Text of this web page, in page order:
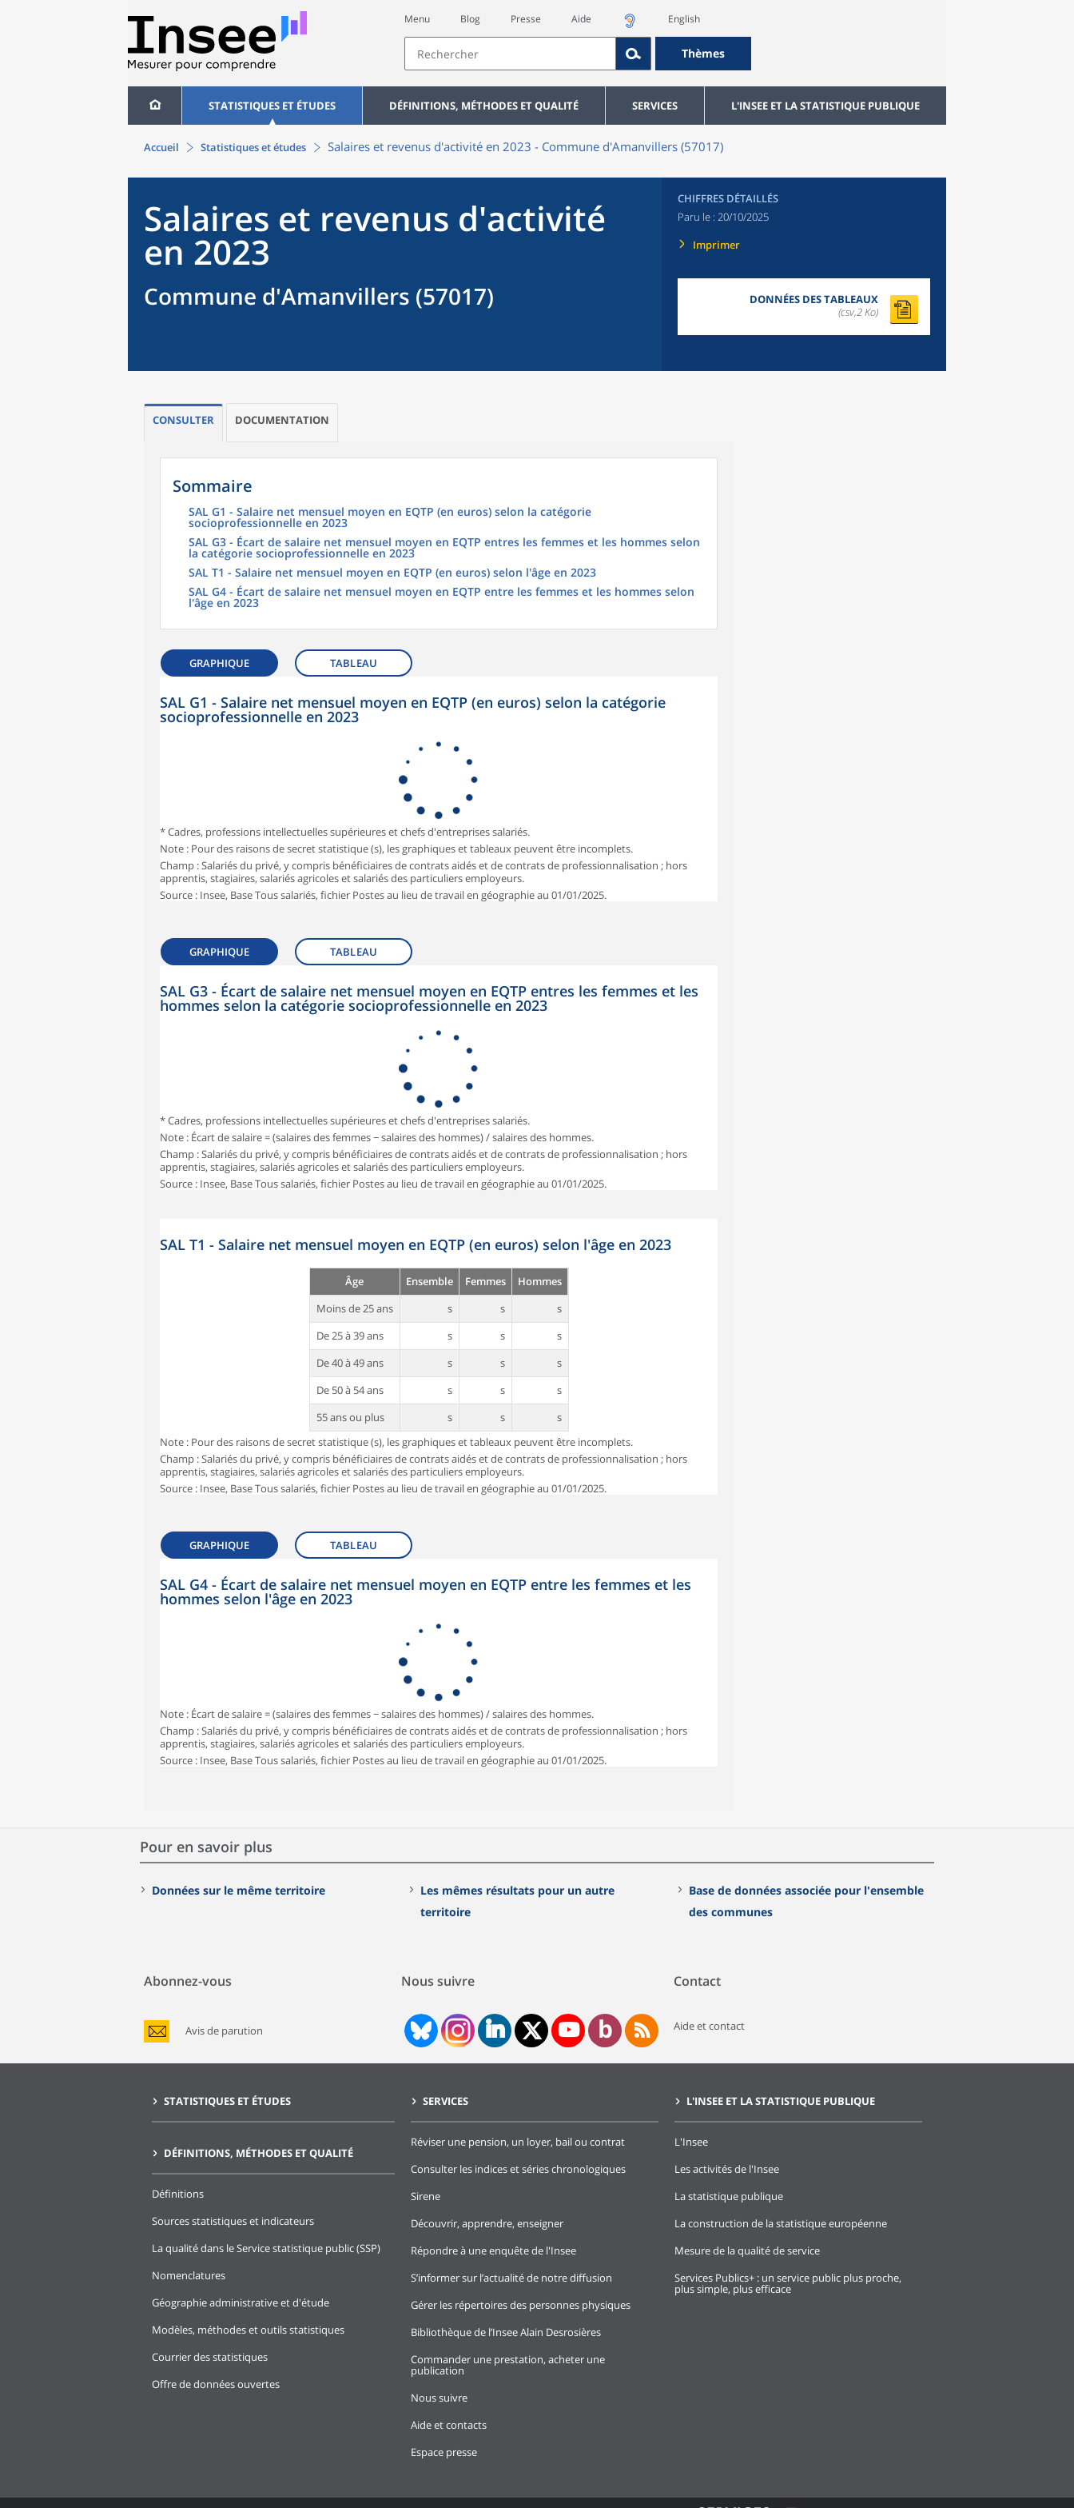
Menu Blog Presse Aide English
Thèmes
STATISTIQUES ET ÉTUDES DÉFINITIONS, MÉTHODES ET QUALITÉ SERVICES L'INSEE ET LA STATISTIQUE PUBLIQUE
Accueil Statistiques et études Salaires et revenus d'activité en 2023 - Commune d'Amanvillers (57017)
Salaires et revenus d'activité
en 2023
Commune d'Amanvillers (57017)
CHIFFRES DÉTAILLÉS
Paru le : 20/10/2025
Imprimer
DONNÉES DES TABLEAUX
(csv,2 Ko)
CONSULTER DOCUMENTATION
Sommaire
SAL G1 - Salaire net mensuel moyen en EQTP (en euros) selon la catégorie
socioprofessionnelle en 2023
SAL G3 - Écart de salaire net mensuel moyen en EQTP entres les femmes et les hommes selon
la catégorie socioprofessionnelle en 2023
SAL T1 - Salaire net mensuel moyen en EQTP (en euros) selon l'âge en 2023
SAL G4 - Écart de salaire net mensuel moyen en EQTP entre les femmes et les hommes selon
l'âge en 2023
GRAPHIQUE TABLEAU
SAL G1 - Salaire net mensuel moyen en EQTP (en euros) selon la catégorie
socioprofessionnelle en 2023
* Cadres, professions intellectuelles supérieures et chefs d'entreprises salariés.
Note : Pour des raisons de secret statistique (s), les graphiques et tableaux peuvent être incomplets.
Champ : Salariés du privé, y compris bénéficiaires de contrats aidés et de contrats de professionnalisation ; hors
apprentis, stagiaires, salariés agricoles et salariés des particuliers employeurs.
Source : Insee, Base Tous salariés, fichier Postes au lieu de travail en géographie au 01/01/2025.
GRAPHIQUE TABLEAU
SAL G3 - Écart de salaire net mensuel moyen en EQTP entres les femmes et les
hommes selon la catégorie socioprofessionnelle en 2023
* Cadres, professions intellectuelles supérieures et chefs d'entreprises salariés.
Note : Écart de salaire = (salaires des femmes − salaires des hommes) / salaires des hommes.
Champ : Salariés du privé, y compris bénéficiaires de contrats aidés et de contrats de professionnalisation ; hors
apprentis, stagiaires, salariés agricoles et salariés des particuliers employeurs.
Source : Insee, Base Tous salariés, fichier Postes au lieu de travail en géographie au 01/01/2025.
SAL T1 - Salaire net mensuel moyen en EQTP (en euros) selon l'âge en 2023
Âge Ensemble Femmes
Hommes
Moins de 25 ans
s s
s
De 25 à 39 ans
s s
s
De 40 à 49 ans
s s
s
De 50 à 54 ans
s s
s
55 ans ou plus
s s
s
Note : Pour des raisons de secret statistique (s), les graphiques et tableaux peuvent être incomplets.
Champ : Salariés du privé, y compris bénéficiaires de contrats aidés et de contrats de professionnalisation ; hors
apprentis, stagiaires, salariés agricoles et salariés des particuliers employeurs.
Source : Insee, Base Tous salariés, fichier Postes au lieu de travail en géographie au 01/01/2025.
GRAPHIQUE TABLEAU
SAL G4 - Écart de salaire net mensuel moyen en EQTP entre les femmes et les
hommes selon l'âge en 2023
Note : Écart de salaire = (salaires des femmes − salaires des hommes) / salaires des hommes.
Champ : Salariés du privé, y compris bénéficiaires de contrats aidés et de contrats de professionnalisation ; hors
apprentis, stagiaires, salariés agricoles et salariés des particuliers employeurs.
Source : Insee, Base Tous salariés, fichier Postes au lieu de travail en géographie au 01/01/2025.
Pour en savoir plus
Données sur le même territoire
Les mêmes résultats pour un autre
territoire
Base de données associée pour l'ensemble
des communes
Abonnez-vous
Avis de parution
Nous suivre Contact
Aide et contact
STATISTIQUES ET ÉTUDES
DÉFINITIONS, MÉTHODES ET QUALITÉ
Définitions
Sources statistiques et indicateurs
La qualité dans le Service statistique public (SSP)
Nomenclatures
Géographie administrative et d'étude
Modèles, méthodes et outils statistiques
Courrier des statistiques
Offre de données ouvertes
SERVICES
Réviser une pension, un loyer, bail ou contrat
Consulter les indices et séries chronologiques
Sirene
Découvrir, apprendre, enseigner
Répondre à une enquête de l'Insee
S’informer sur l’actualité de notre diffusion
Gérer les répertoires des personnes physiques
Bibliothèque de l’Insee Alain Desrosières
Commander une prestation, acheter une
publication
Nous suivre
Aide et contacts
Espace presse
L'INSEE ET LA STATISTIQUE PUBLIQUE
L'Insee
Les activités de l'Insee
La statistique publique
La construction de la statistique européenne
Mesure de la qualité de service
Services Publics+ : un service public plus proche,
plus simple, plus efficace